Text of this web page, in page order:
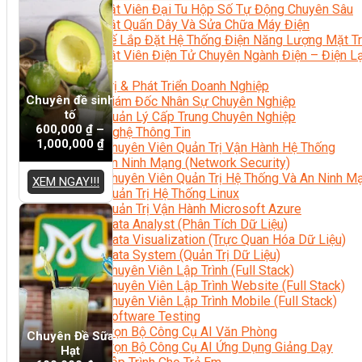
Kỹ Thuật Viên Đại Tu Hộp Số Tự Động Chuyên Sâu
Kỹ Thuật Quấn Dây Và Sửa Chữa Máy Điện
Thiết Kế Lắp Đặt Hệ Thống Điện Năng Lượng Mặt
Kỹ Thuật Viên Điện Tử Chuyên Ngành Điện – Điện
Ngành Khác
Quản Trị & Phát Triển Doanh Nghiệp
Giám Đốc Nhân Sự Chuyên Nghiệp
Quản Lý Cấp Trung Chuyên Nghiệp
Công Nghệ Thông Tin
Chuyên Viên Quản Trị Vận Hành Hệ Thống
An Ninh Mạng (Network Security)
Chuyên Viên Quản Trị Hệ Thống Và An Ninh
Quản Trị Hệ Thống Linux
Quản Trị Vận Hành Microsoft Azure
Data Analyst (Phân Tích Dữ Liệu)
Data Visualization (Trực Quan Hóa Dữ Liệu)
Data System (Quản Trị Dữ Liệu)
Chuyên Viên Lập Trình (Full Stack)
Chuyên Viên Lập Trình Website (Full Stack)
Chuyên Viên Lập Trình Mobile (Full Stack)
Software Testing
Trọn Bộ Công Cụ AI Văn Phòng
Trọn Bộ Công Cụ AI Ứng Dụng Giảng Dạy
Chuyên đề sinh
tố
600,000₫–
1,000,000 ₫
XEM NGAY!!!
Chuyên Đề Sữa
Hạt